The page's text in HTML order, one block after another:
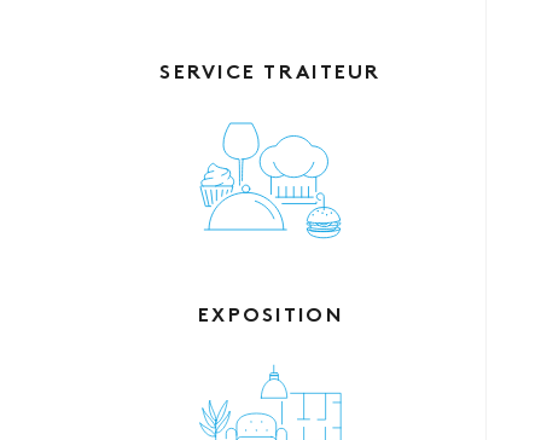
SERVICE TRAITEUR
EXPOSITION